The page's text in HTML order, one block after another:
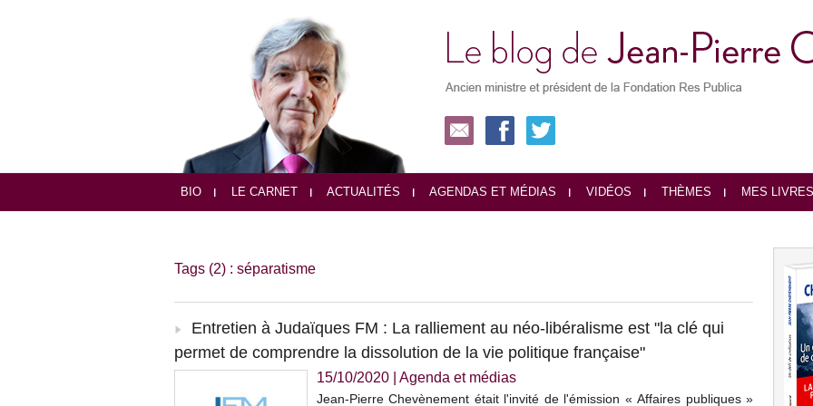
BIO LE CARNET ACTUALITÉS AGENDAS ET MÉDIAS VIDÉOS THÈMES MES LIVRES
Tags (2) : séparatisme
Entretien à Judaïques FM : La ralliement au néo-libéralisme est "la clé qui
permet de comprendre la dissolution de la vie politique française"
15/10/2020 Agenda et médias
Jean-Pierre Chevènement était l'invité de l'émission « Affaires publiques »